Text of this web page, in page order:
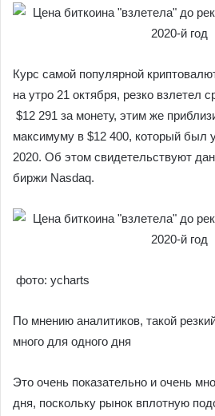
Курс самой популярной
на утро 21 октября, резко взлетел
$12 291 за монету, этим же
максимуму в $12 400, который был
2020. Об этом свидетельствуют
биржи Nasdaq.
фото: ycharts
По мнению аналитиков, такой
много для одного дня
Это очень показательно и очень
дня, поскольку рынок вплотную